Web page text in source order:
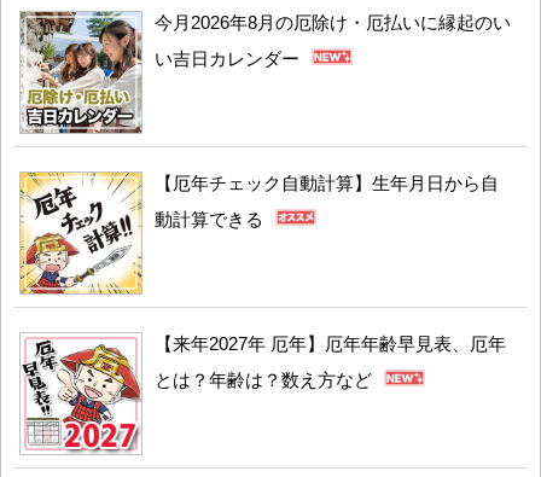
今月2026年8月の厄除け・厄払いに縁起のい
い吉日カレンダー
【厄年チェック自動計算】生年月日から自
動計算できる
【来年2027年 厄年】厄年年齢早見表、厄年
とは？年齢は？数え方など